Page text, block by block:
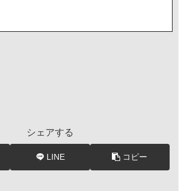
シェアする
LINE コピー